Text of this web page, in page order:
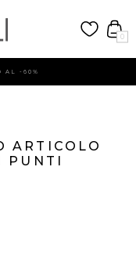
0
AL -60%
ARTICOLO
PUNTI